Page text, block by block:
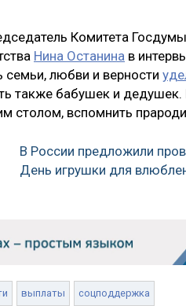
Комитета
Нина Останина в
любви и верности
также бабушек и
столом, вспомнить
В России предложили
День игрушки для
выплаты соцподдержка